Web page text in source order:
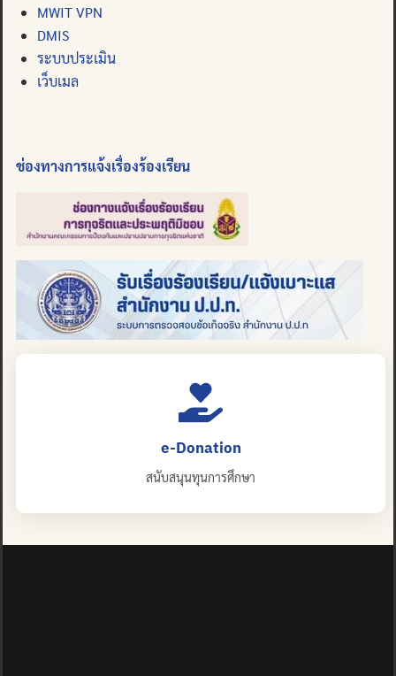
MWIT VPN
DMIS
ระบบประเมิน
เว็บเมล
ช่องทางการแจ้งเรื่องร้องเรียน
e-Donation
สนับสนุนทุนการศึกษา